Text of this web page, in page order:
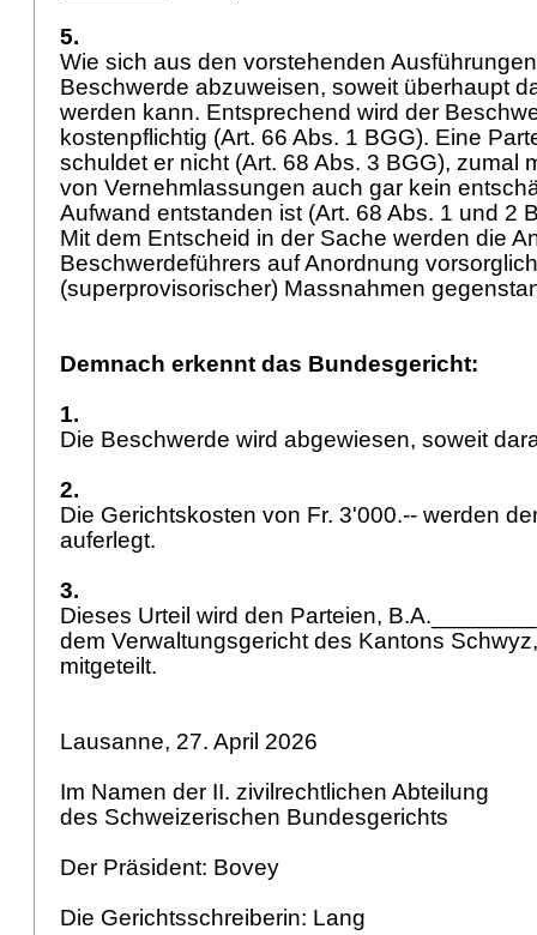
5.
Wie sich aus den vorstehenden
Beschwerde abzuweisen, soweit überhaupt
werden kann. Entsprechend wird der
kostenpflichtig (Art. 66 Abs. 1 BGG). Eine
schuldet er nicht (Art. 68 Abs. 3 BGG), zumal
von Vernehmlassungen auch gar kein
Aufwand entstanden ist (Art. 68 Abs. 1 und 2
Mit dem Entscheid in der Sache werden die
Beschwerdeführers auf Anordnung
(superprovisorischer) Massnahmen
Demnach erkennt das Bundesgericht:
1.
Die Beschwerde wird abgewiesen, soweit
2.
Die Gerichtskosten von Fr. 3'000.-- werden
auferlegt.
3.
Dieses Urteil wird den Parteien,
dem Verwaltungsgericht des Kantons
mitgeteilt.
Lausanne, 27. April 2026
Im Namen der II. zivilrechtlichen Abteilung
des Schweizerischen Bundesgerichts
Der Präsident: Bovey
Die Gerichtsschreiberin: Lang